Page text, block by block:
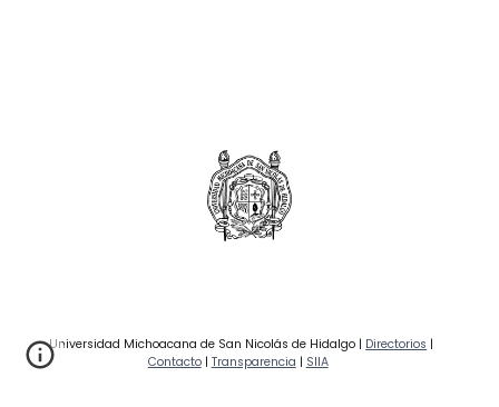
Universidad Michoacana de San Nicolás de Hidalgo | Directorios |
Contacto| Transparencia | SIIA